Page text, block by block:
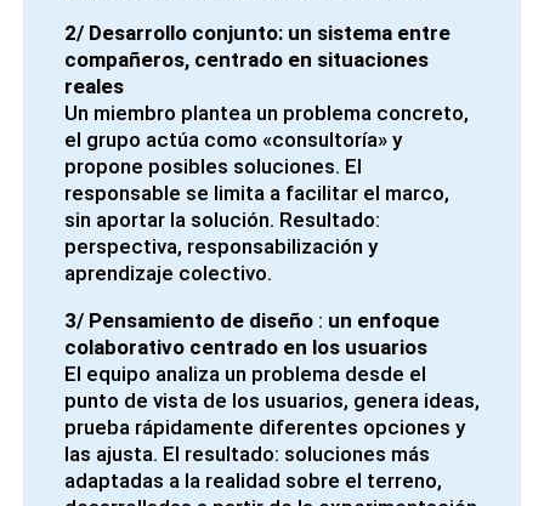
2/ Desarrollo conjunto: un sistema entre
compañeros, centrado en situaciones
reales
Un miembro plantea un problema concreto,
el grupo actúa como «consultoría» y
propone posibles soluciones. El
responsable se limita a facilitar el marco,
sin aportar la solución. Resultado:
perspectiva, responsabilización y
aprendizaje colectivo.
3/ Pensamiento de diseño: un enfoque
colaborativo centrado en los usuarios
El equipo analiza un problema desde el
punto de vista de los usuarios, genera ideas,
prueba rápidamente diferentes opciones y
las ajusta. El resultado: soluciones más
adaptadas a la realidad sobre el terreno,